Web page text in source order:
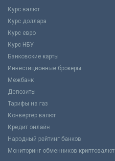
Курс валют
Курс доллара
Курс евро
Курс НБУ
Банковские карты
Инвестиционные брокеры
Межбанк
Депозиты
Тарифы на газ
Конвертер валют
Кредит онлайн
Народный рейтинг банков
Мониторинг обменников криптовалют